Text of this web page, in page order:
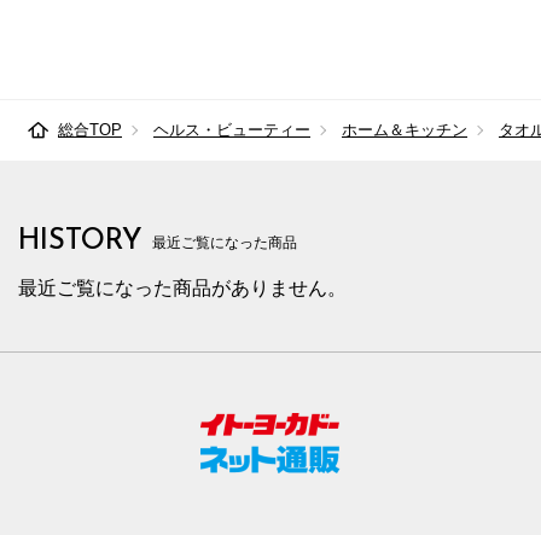
総合TOP ヘルス・ビューティー ホーム＆キッチン タオ
HISTORY 最近ご覧になった商品
最近ご覧になった商品がありません。